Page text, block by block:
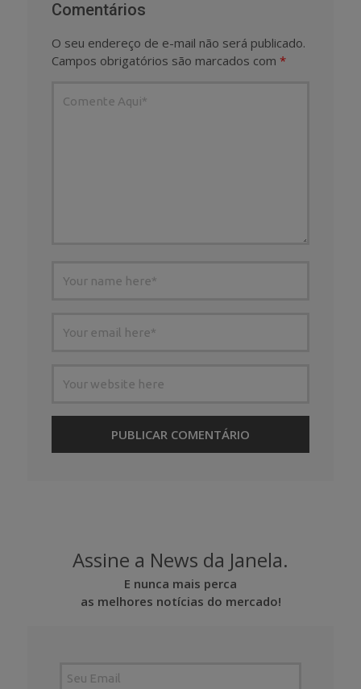
Comentários
O seu endereço de e-mail não será publicado.
Campos obrigatórios são marcados com *
Assine a News da Janela.
E nunca mais perca
as melhores notícias do mercado!